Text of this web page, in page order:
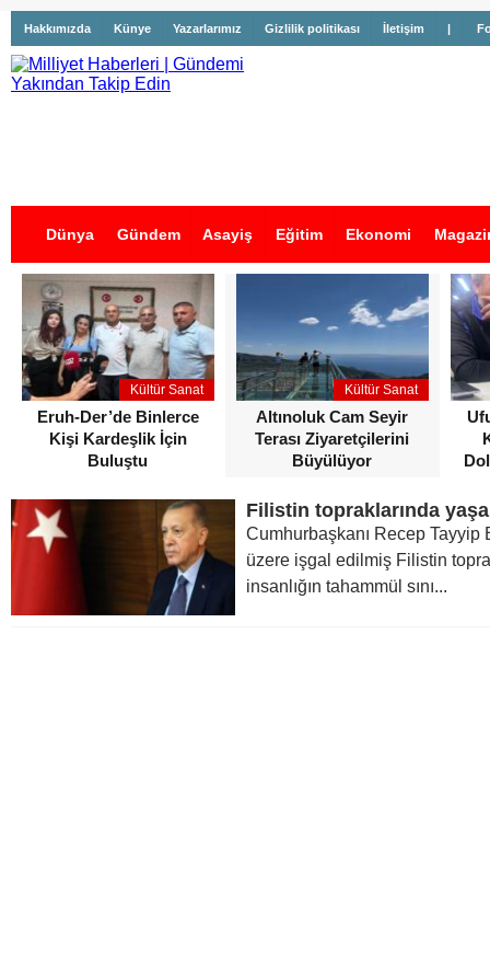
Hakkımızda Künye Yazarlarımız Gizlilik politikası İletişim |
Dünya Gündem Asayiş Eğitim Ekonomi
İş İlanları
Kültür Sanat
Eruh-Der’de Binlerce
Kişi Kardeşlik İçin
Buluştu
Kültür Sanat
Altınoluk Cam Seyir
Terası Ziyaretçilerini
Büyülüyor
Cumhurbaşkanı Recep Tayyip
üzere işgal edilmiş Filistin
insanlığın tahammül sını...